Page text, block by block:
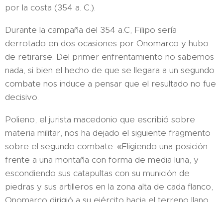
por la costa (354 a. C.).
Durante la campaña del 354 a.C, Filipo sería
derrotado en dos ocasiones por Onomarco y hubo
de retirarse. Del primer enfrentamiento no sabemos
nada, si bien el hecho de que se llegara a un segundo
combate nos induce a pensar que el resultado no fue
decisivo.
Polieno, el jurista macedonio que escribió sobre
materia militar, nos ha dejado el siguiente fragmento
sobre el segundo combate: «Eligiendo una posición
frente a una montaña con forma de media luna, y
escondiendo sus catapultas con su munición de
piedras y sus artilleros en la zona alta de cada flanco,